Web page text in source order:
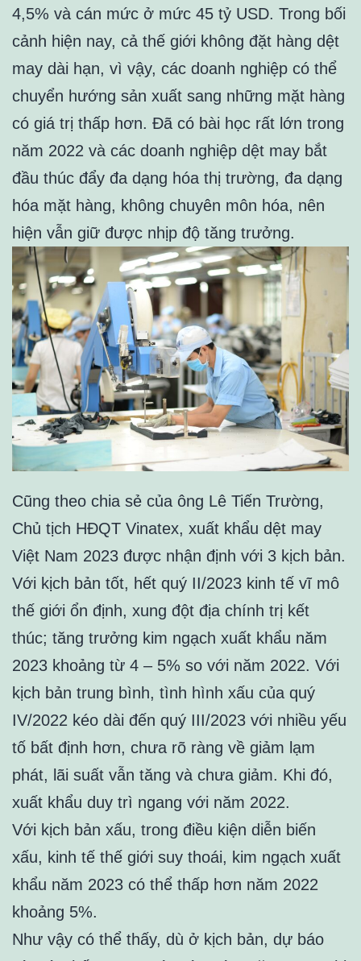
4,5% và cán mức ở mức 45 tỷ USD. Trong bối
cảnh hiện nay, cả thế giới không đặt hàng dệt
may dài hạn, vì vậy, các doanh nghiệp có thể
chuyển hướng sản xuất sang những mặt hàng
có giá trị thấp hơn. Đã có bài học rất lớn trong
năm 2022 và các doanh nghiệp dệt may bắt
đầu thúc đẩy đa dạng hóa thị trường, đa dạng
hóa mặt hàng, không chuyên môn hóa, nên
hiện vẫn giữ được nhịp độ tăng trưởng.
Cũng theo chia sẻ của ông Lê Tiến Trường,
Chủ tịch HĐQT Vinatex, xuất khẩu dệt may
Việt Nam 2023 được nhận định với 3 kịch bản.
Với kịch bản tốt, hết quý II/2023 kinh tế vĩ mô
thế giới ổn định, xung đột địa chính trị kết
thúc; tăng trưởng kim ngạch xuất khẩu năm
2023 khoảng từ 4 – 5% so với năm 2022. Với
kịch bản trung bình, tình hình xấu của quý
IV/2022 kéo dài đến quý III/2023 với nhiều yếu
tố bất định hơn, chưa rõ ràng về giảm lạm
phát, lãi suất vẫn tăng và chưa giảm. Khi đó,
xuất khẩu duy trì ngang với năm 2022.
Với kịch bản xấu, trong điều kiện diễn biến
xấu, kinh tế thế giới suy thoái, kim ngạch xuất
khẩu năm 2023 có thể thấp hơn năm 2022
khoảng 5%.
Như vậy có thể thấy, dù ở kịch bản, dự báo